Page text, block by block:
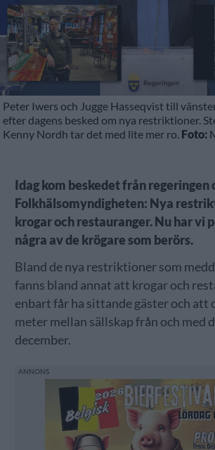
Peter Iwers och Jugge Hasseqvist till
efter dagens besked om nya restriktioner.
Kenny Nordh tar det med lite mer ro. Foto:
Idag kom beskedet från regeringen
Folkhälsomyndigheten: Nya
krogar och restauranger. Nu har vi
några av de krögare som berörs.
Bland de nya restriktioner som
fanns bland annat att krogar och
enbart får ha sittande gäster och att
meter mellan sällskap från och med
december.